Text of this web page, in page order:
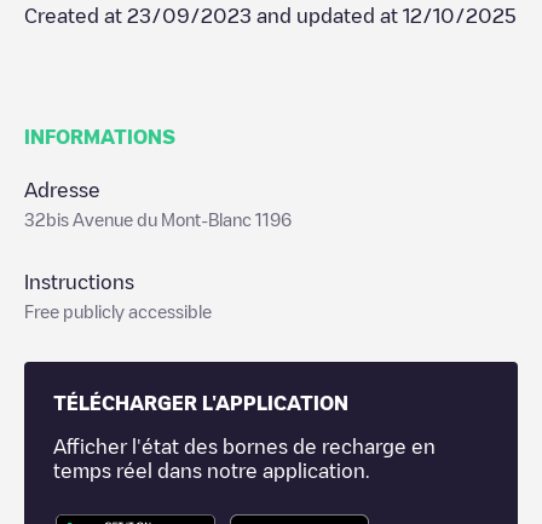
Created at 23/09/2023 and updated at 12/10/2025
INFORMATIONS
Adresse
32bis Avenue du Mont-Blanc 1196
Instructions
Free publicly accessible
TÉLÉCHARGER L'APPLICATION
Afficher l'état des bornes de recharge en
temps réel dans notre application.